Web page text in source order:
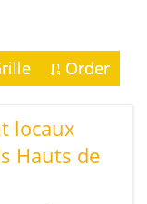
Order
locaux
Hauts de